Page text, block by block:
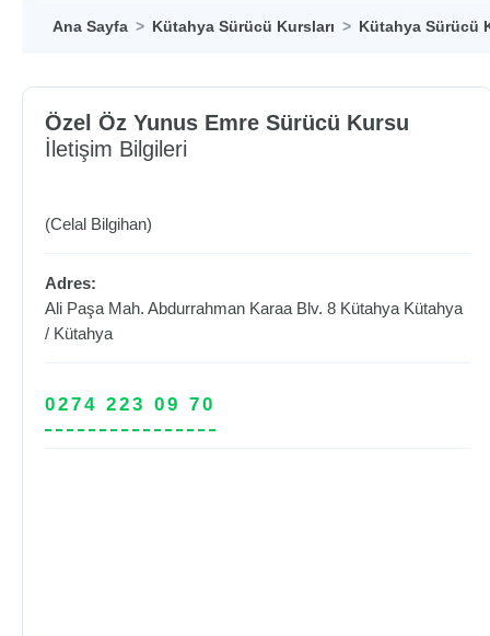
Ana Sayfa Kütahya Sürücü Kursları Kütahya Sürücü
Özel Öz Yunus Emre Sürücü Kursu
İletişim Bilgileri
(Celal Bilgihan)
Adres:
Ali Paşa Mah. Abdurrahman Karaa Blv. 8 Kütahya Kütahya
/ Kütahya
0274 223 09 70